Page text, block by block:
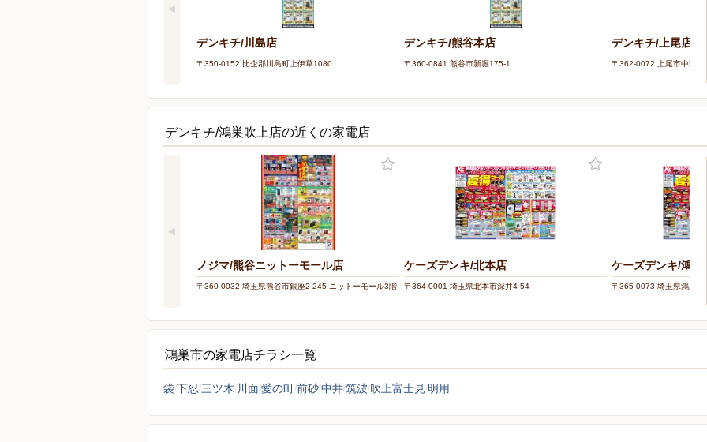
デンキチ/川島店
〒350-0152 比企郡川島町上伊草1080
デンキチ/熊谷本店
〒360-0841 熊谷市新堀175-1
デンキチ/上尾店
〒362-0072 上尾市中妻2-
デンキチ/鴻巣吹上店の近くの家電店
ノジマ/熊谷ニットーモール店
〒360-0032 埼玉県熊谷市銀座2-245 ニットーモール3階
ケーズデンキ/北本店
〒364-0001 埼玉県北本市深井4-54
ケーズデンキ/鴻巣店
〒365-0073 埼玉県鴻巣市
鴻巣市の家電店チラシ一覧
袋下忍 三ツ木 川面愛の町前砂中井筑波 吹上富士見 明用